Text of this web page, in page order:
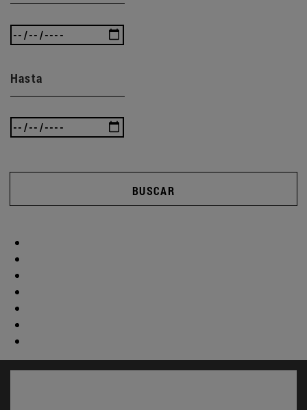
Hasta
BUSCAR